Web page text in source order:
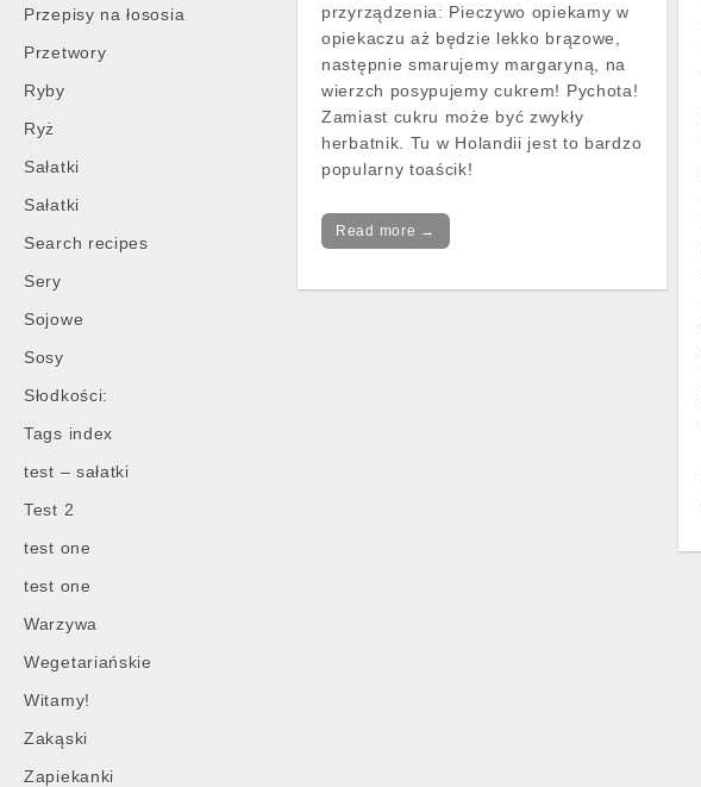
Przepisy na łososia
Przetwory
Ryby
Ryż
Sałatki
Sałatki
Search recipes
Sery
Sojowe
Sosy
Słodkości:
Tags index
test – sałatki
Test 2
test one
test one
Warzywa
Wegetariańskie
Witamy!
Zakąski
Zapiekanki
przyrządzenia: Pieczywo opiekamy w
opiekaczu aż będzie lekko brązowe,
następnie smarujemy margaryną, na
wierzch posypujemy cukrem! Pychota!
Zamiast cukru może być zwykły
herbatnik. Tu w Holandii jest to bardzo
popularny toaścik!
Read more →